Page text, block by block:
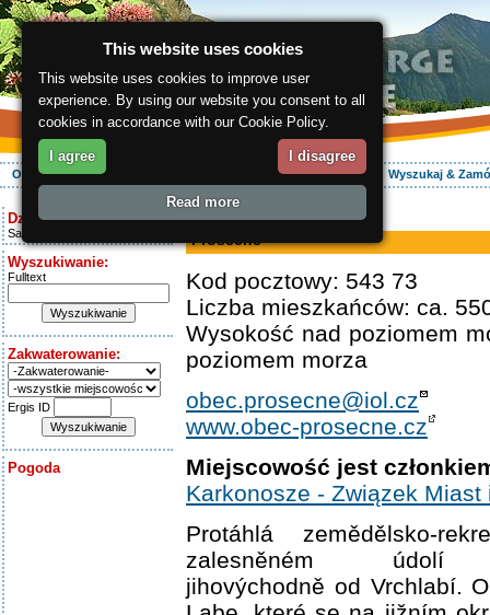
O regionie Aktywnie Zakwaterowanie Wyszukaj &
Dziś jest:
Saturday 8.08.2026
Wyszukiwanie:
Fulltext
Zakwaterowanie:
Ergis ID
Pogoda
ergis.cz
Prosečné
Kod pocztowy: 543 73
Liczba mieszkańców: ca.
Wysokość nad poziomem
poziomem morza
obec.prosecne@iol.cz
www.obec-prosecne.cz
Miejscowość jest
Karkonosze - Związek Miast
Protáhlá zemědělsko-
zalesněném údolí
jihovýchodně od Vrchlabí.
This website uses cookies
This website uses cookies to improve user
experience. By using our website you consent to all
cookies in accordance with our Cookie Policy.
I agree I disagree
Read more